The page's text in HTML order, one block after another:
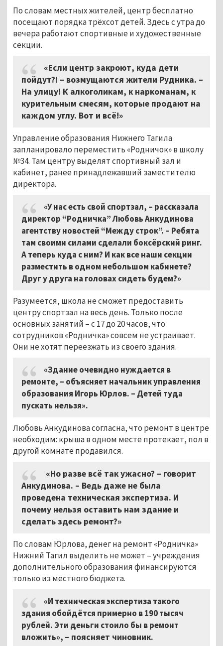
По словам местных жителей, центр бесплатно
посещают порядка трёхсот детей. Здесь с утра до
вечера работают спортивные и художественные
секции.
«Если центр закроют, куда дети
пойдут?! – возмущаются жители Рудника. –
На улицу! К алкоголикам, к наркоманам, к
курительным смесям, которые продают на
каждом углу. Вот и всё!»
Управление образования Нижнего Тагила
запланировало переместить «Родничок» в школу
№34. Там центру выделят спортивный зал и
кабинет, ранее принадлежавший заместителю
директора.
«У нас есть свой спортзал, – рассказала
директор “Родничка” Любовь Анкудинова
агентству новостей “Между строк”. – Ребята
там своими силами сделали боксёрский ринг.
А теперь куда с ним? И как все наши секции
разместить в одном небольшом кабинете?
Друг у друга на головах сидеть будем?»
Разумеется, школа не сможет предоставить
центру спортзал на весь день. Только после
основных занятий – с 17 до 20 часов, что
сотрудников «Родничка» совсем не устраивает.
Они не хотят переезжать из своего здания.
«Здание очевидно нуждается в
ремонте, – объясняет начальник управления
образования Игорь Юрлов. – Детей туда
пускать нельзя».
Любовь Анкудинова согласна, что ремонт в центре
необходим: крыша в одном месте протекает, пол в
другой комнате продавился.
«Но разве всё так ужасно? – говорит
Анкудинова. – Ведь даже не была
проведена техническая экспертиза. И
почему нельзя оставить нам здание и
сделать здесь ремонт?»
По словам Юрлова, денег на ремонт «Родничка»
Нижний Тагил выделить не может – учреждения
дополнительного образования финансируются
только из местного бюджета.
«И техническая экспертиза такого
здания обойдётся примерно в 190 тысяч
рублей. Эти деньги стоило бы в ремонт
вложить», – поясняет чиновник.